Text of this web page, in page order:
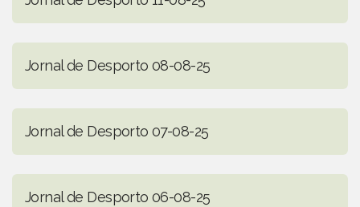
Jornal de Desporto 08-08-25
Jornal de Desporto 07-08-25
Jornal de Desporto 06-08-25